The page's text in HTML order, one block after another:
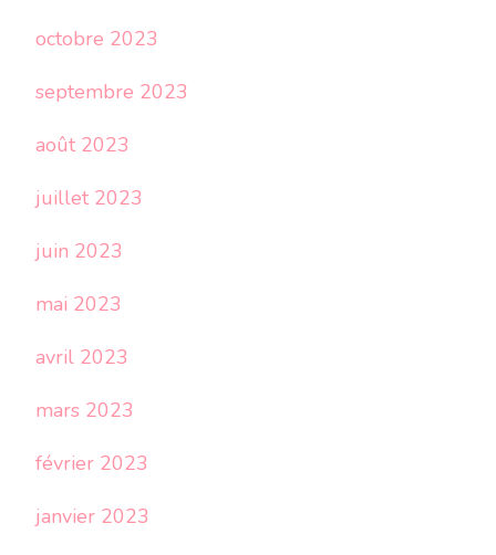
octobre 2023
septembre 2023
août 2023
juillet 2023
juin 2023
mai 2023
avril 2023
mars 2023
février 2023
janvier 2023